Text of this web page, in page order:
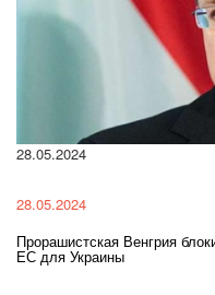
28.05.2024
28.05.2024
Прорашистская Венгрия
ЕС для Украины